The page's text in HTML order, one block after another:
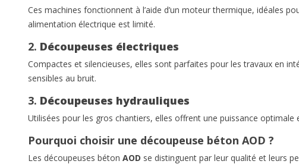
Guide complet pour choisir
des gants de protection
du BTP : abrasion,
résistance,...
Travaillez en sécurité sur
chantier avec des gants de
contraintes du BTP.
Lire la suite
Ces machines fonctionnent à l’aide d’un moteur thermique, idéales
alimentation électrique est limité.
2. Découpeuses électriques
Compactes et silencieuses, elles sont parfaites pour les travaux en
sensibles au bruit.
3. Découpeuses hydrauliques
Utilisées pour les gros chantiers, elles offrent une puissance optimale
Pourquoi choisir une découpeuse béton AOD ?
Les découpeuses béton AOD se distinguent par leur qualité et leurs